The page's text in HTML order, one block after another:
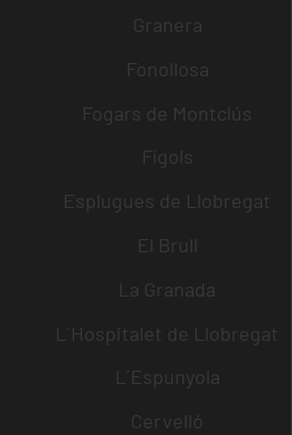
Granera
Fonollosa
Fogars de Montclús
Fígols
Esplugues de Llobregat
El Brull
La Granada
L´Hospitalet de Llobregat
L´Espunyola
Cervelló